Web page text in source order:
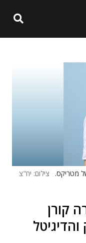
מטריקס. צילום: יח"צ
קורן